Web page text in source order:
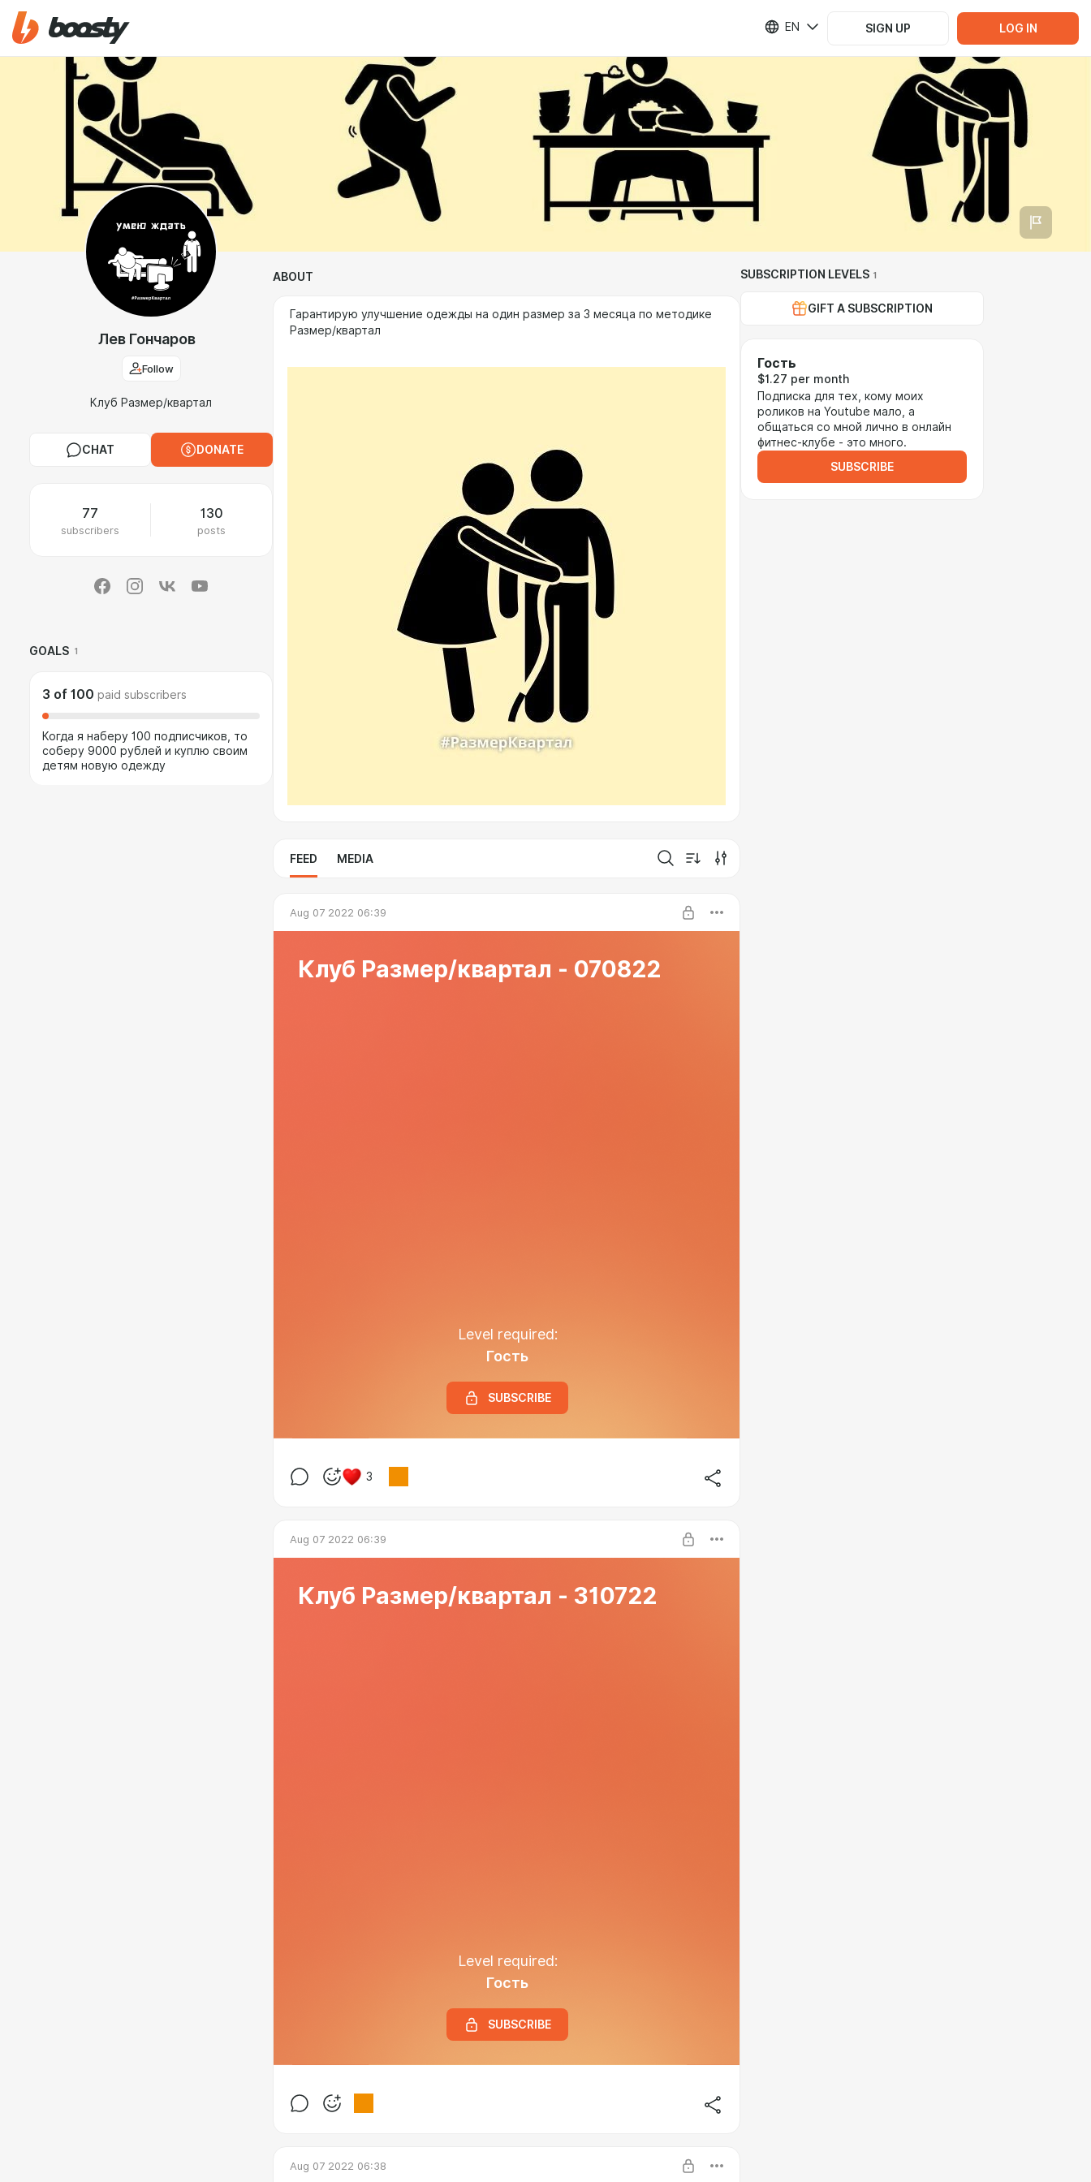
EN SIGN UP LOG IN
Лев Гончаров
Follow
Клуб Размер/квартал
CHAT DONATE
77
subscribers
130
posts
GOALS 1
3 of 100 paid subscribers
Когда я наберу 100 подписчиков, то
соберу 9000 рублей и куплю своим
детям новую одежду
ABOUT
Гарантирую улучшение одежды на один размер за 3 месяца по методике
Размер/квартал
FEED MEDIA
Aug 07 2022 06:39
Клуб Размер/квартал - 070822
Level required:
Гость
SUBSCRIBE
3
Aug 07 2022 06:39
Клуб Размер/квартал - 310722
Level required:
Гость
SUBSCRIBE
Aug 07 2022 06:38
SUBSCRIPTION LEVELS 1
GIFT A SUBSCRIPTION
Гость
$1.27 per month
Подписка для тех, кому моих
роликов на Youtube мало, а
общаться со мной лично в онлайн
фитнес-клубе - это много.
SUBSCRIBE